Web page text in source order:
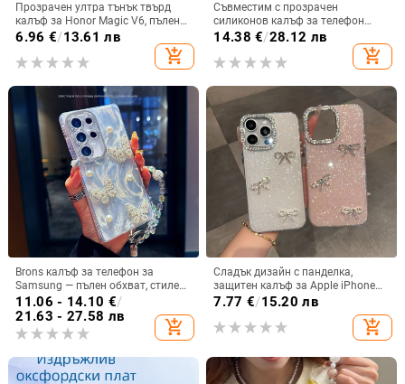
Прозрачен ултра тънък твърд
калъф за Honor Magic V6, пълен
обхват, защита от падане, за
сгъваем дисплей, с огледална
повърхност
6.96 €/13.61 лв
add_shopping_cart
Съвместим с прозрачен
силиконов калъф за телефон
Samsung S25 Ultra,
персонализиран рисуван дизайн
за S24 FE и защитен калъф A55
14.38 €/28.12 лв
add_shopping_cart
Brons калъф за телефон за
Samsung — пълен обхват, стилен
и креативен дизайн, TPU
материал, удароустойчив
11.06 - 14.10 €/
21.63 - 27.58 лв
add_shopping_cart
Сладък дизайн с панделка,
защитен калъф за Apple iPhone
11–15 Pro Max, пълен обхват
7.77 €/15.20 лв
add_shopping_cart